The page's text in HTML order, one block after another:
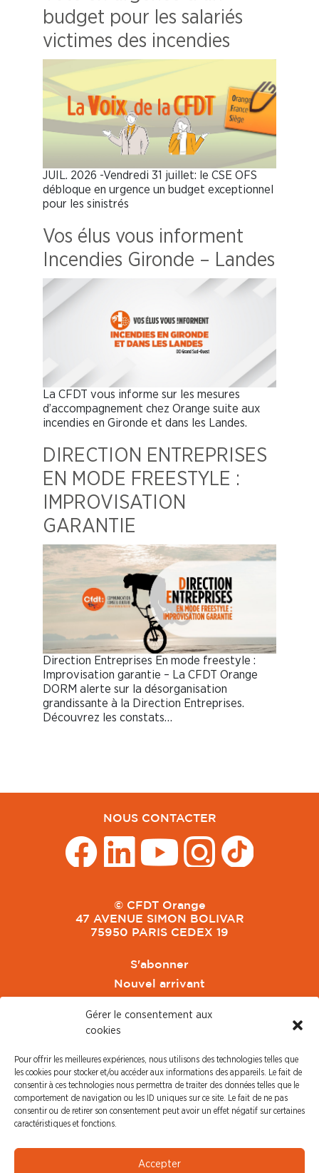
Gérer le consentement aux
cookies
Pour offrir les meilleures expériences, nous utilisons des technologies telles que
les cookies pour stocker et/ou accéder aux informations des appareils. Le fait de
consentir à ces technologies nous permettra de traiter des données telles que le
comportement de navigation ou les ID uniques sur ce site. Le fait de ne pas
consentir ou de retirer son consentement peut avoir un effet négatif sur certaines
caractéristiques et fonctions.
Accepter
budget pour les salariés
victimes des incendies
JUIL. 2026 -Vendredi 31 juillet: le CSE OFS
débloque en urgence un budget exceptionnel
pour les sinistrés
Vos élus vous informent
Incendies Gironde – Landes
La CFDT vous informe sur les mesures
d’accompagnement chez Orange suite aux
incendies en Gironde et dans les Landes.
DIRECTION ENTREPRISES
EN MODE FREESTYLE :
IMPROVISATION
GARANTIE
Direction Entreprises En mode freestyle :
Improvisation garantie – La CFDT Orange
DORM alerte sur la désorganisation
grandissante à la Direction Entreprises.
Découvrez les constats…
NOUS CONTACTER
© CFDT Orange
47 AVENUE SIMON BOLIVAR
75950 PARIS CEDEX 19
S'abonner
Nouvel arrivant
CFDT Cadres
CFDT Retraités
L'UFFA
PRESSE